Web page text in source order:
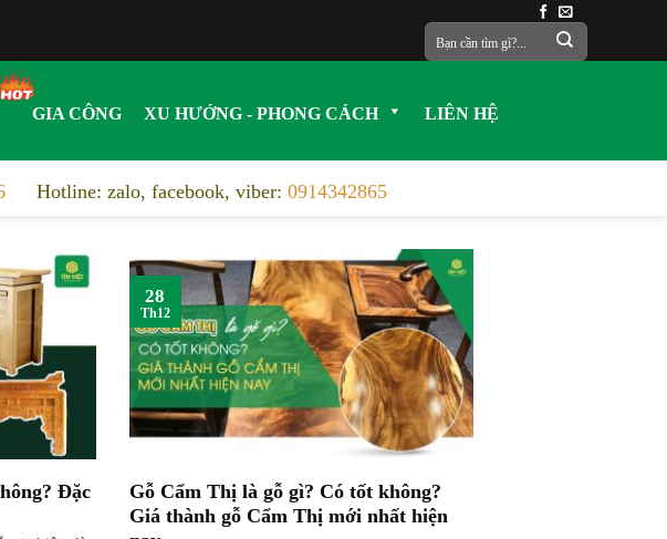
Tìm
kiếm:
GIA CÔNG XU HƯỚNG - PHONG CÁCH LIÊN HỆ
Hotline: zalo, facebook, viber: 0914342865
Đặc
Gỗ Cẩm Thị là gỗ gì? Có tốt không?
Giá thành gỗ Cẩm Thị mới nhất hiện
28
Th12